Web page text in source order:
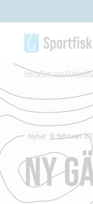
Hem/Om oss/Aktuellt
Nyhet 9 februari
NY